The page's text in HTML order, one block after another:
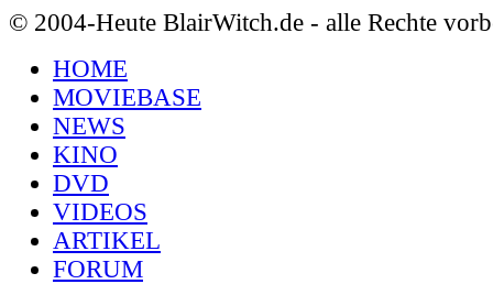
© 2004-Heute BlairWitch.de - alle Rechte
HOME
MOVIEBASE
NEWS
KINO
DVD
VIDEOS
ARTIKEL
FORUM